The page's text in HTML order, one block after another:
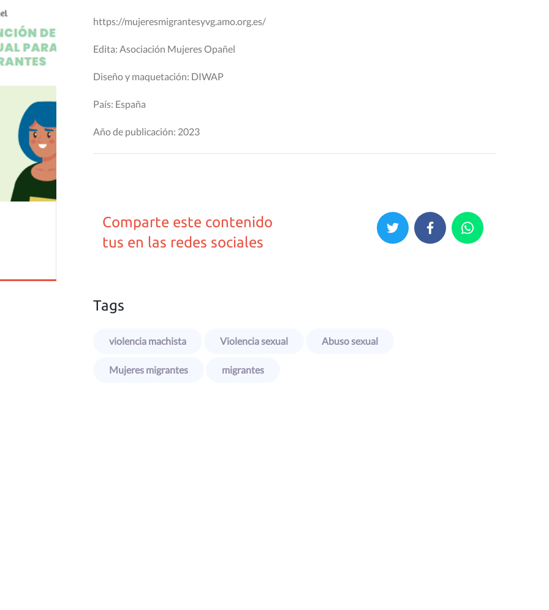
https://mujeresmigrantesyvg.amo.org.es/
Edita: Asociación Mujeres Opañel
Diseño y maquetación: DIWAP
País: España
Año de publicación: 2023
Comparte este contenido
tus en las redes sociales
Tags
violencia machista Violencia sexual Abuso sexual
Mujeres migrantes migrantes